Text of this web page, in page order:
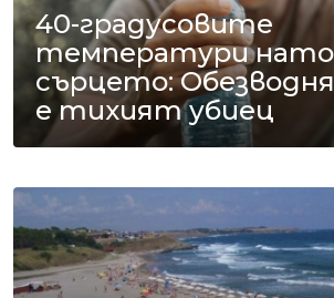
40-градусовите
температури
сърцето:
е тихият убиец